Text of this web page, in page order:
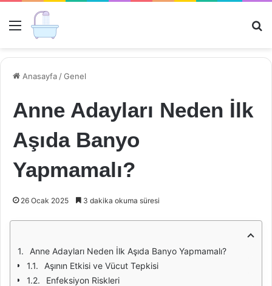
Menü
Anasayfa /Genel
Anne Adayları Neden İlk
Aşıda Banyo
Yapmamalı?
26 Ocak 2025 3 dakika okuma süresi
Anne Adayları Neden İlk Aşıda Banyo Yapmamalı?
Aşının Etkisi ve Vücut Tepkisi
Enfeksiyon Riskleri